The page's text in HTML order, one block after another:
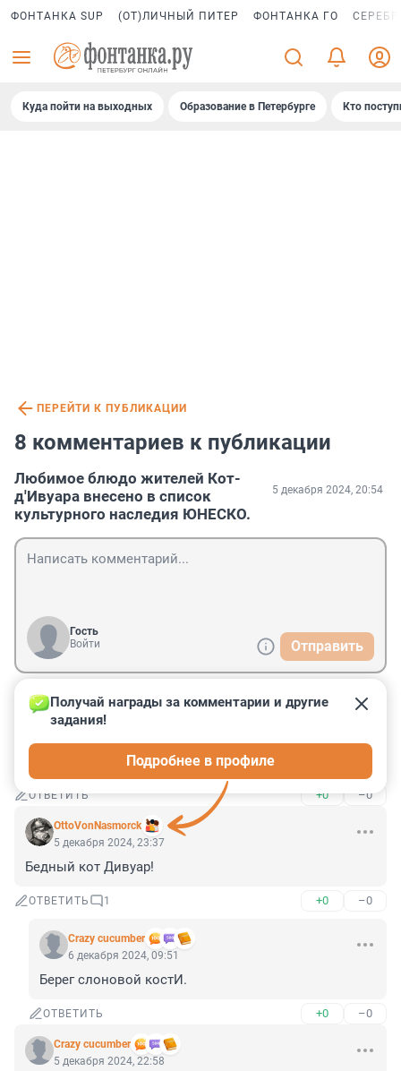
ФОНТАНКА SUP (ОТ)ЛИЧНЫЙ ПИТЕР ФОНТАНКА ГО
Куда пойти на выходных Образование в Петербурге Кто
ПЕРЕЙТИ К ПУБЛИКАЦИИ
8 комментариев к публикации
Любимое блюдо жителей Кот-
д'Ивуара внесено в список
культурного наследия ЮНЕСКО.
5 декабря 2024, 20:54
Гость
Войти
Отправить
Гость
6 декабря 2024, 07:49
А из наших любимых блюд для этого списка подходит
колбаса с механической обвалкой.
ОТВЕТИТЬ +0 –0
OttoVonNasmorck
Получай награды за комментарии и другие
задания!
Подробнее в профиле
5 декабря 2024, 23:37
Бедный кот Дивуар!
ОТВЕТИТЬ 1 +0 –0
Crazy cucumber
6 декабря 2024, 09:51
Берег слоновой костИ.
ОТВЕТИТЬ +0 –0
Crazy cucumber
5 декабря 2024, 22:58